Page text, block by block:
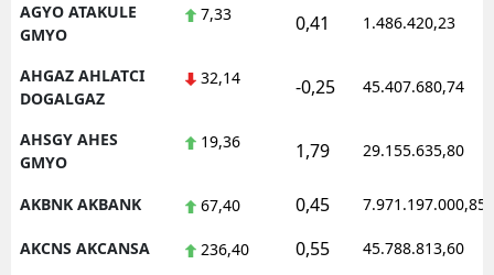
AGYO ATAKULE
GMYO
7,33 0,41 1.486.420,23
AHGAZ AHLATCI
DOGALGAZ
32,14 -0,25 45.407.680,74
AHSGY AHES
GMYO
19,36 1,79 29.155.635,80
AKBNK AKBANK 67,40 0,45 7.971.197.000,85
AKCNS AKCANSA 236,40 0,55 45.788.813,60